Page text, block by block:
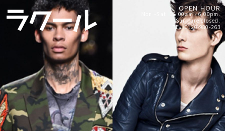
OPEN HOUR
Mon.-Sat. 12:00am - 6:00pm.
Sun. are closed.
TEL:0120-980-263